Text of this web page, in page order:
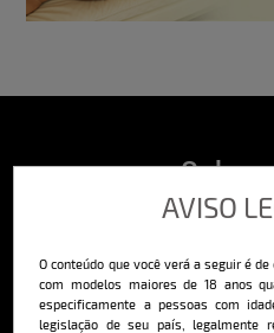
AVISO
O conteúdo que você verá a seguir é
com modelos maiores de 18 anos
especificamente a pessoas com
legislação de seu país, legalmente
Sobre
O Bella da Semana é a maior e
do Brasil, com ensaios
comportamento,
Saiba